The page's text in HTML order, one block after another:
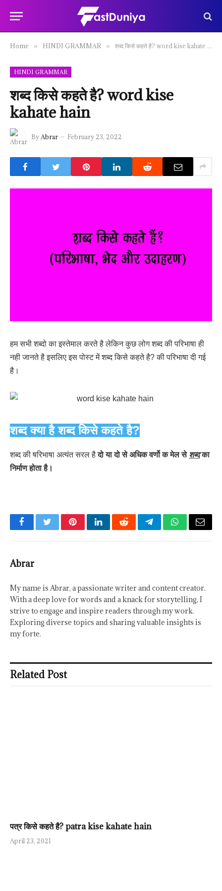
Home » HINDI GRAMMAR » शब्द किसे कहते है? word kise kahate hain
HINDI GRAMMAR
शब्द किसे कहते है? word kise
kahate hain
ByAbrar February 23, 2022
हम सभी शब्दो का इस्तेमाल करते है लेकिन कुछ लोग शब्द की परिभाषा ही
नही जानते है इसलिए इस पोस्ट में शब्द किसे कहते है? की परिभाषा दी गई
है।
शब्द क्या है शब्द किसे कहते है?
शब्द की षरिभाषा अत्यंत सरल हैदो या दो से अधिक वर्णो क मेल से शब्दका
निर्माण होता है।
FacebookTwitterPinterestLinkedInRedditTelegramWhatsApp
Email
Abrar
My name is Abrar, a passionate writer and content creator.
With a deep love for words and a knack for storytelling, I
strive to engage and inspire readers through my work.
Exploring diverse topics and sharing valuable insights is
my forte.
Related Post
पत्र किसे कहते है? patra kise kahate hain
April 23, 2021